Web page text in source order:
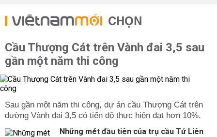
CHỌN
Cầu Thượng Cát trên Vành đai 3,5 sau
gần một năm thi công
Sau gần một năm thi công, dự án cầu Thượng Cát trên
đường Vành đai 3,5 có tiến độ thực hiện đạt hơn 10%.
Những mét đầu tiên của trụ cầu Tứ Liên